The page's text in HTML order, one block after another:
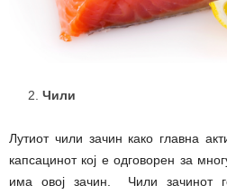
Чили
Лутиот чили зачин како главна
капсацинот кој е одговорен за
има овој зачин. Чили зачинот